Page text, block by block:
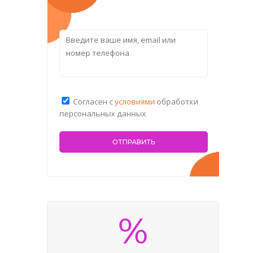
Согласен сусловиями обработки
персональных данных
%